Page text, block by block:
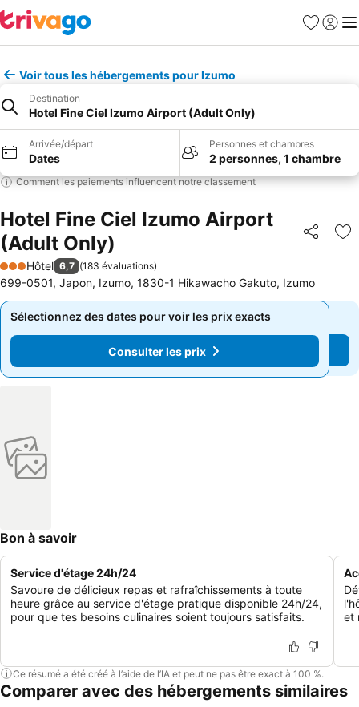
Favoris
Se
Voir tous les hébergements pour Izumo
Destination
Hotel Fine Ciel Izumo Airport (Adult Only)
Arrivée/départ
Dates
Personnes et chambres
2 personnes, 1 chambre
Comment les paiements influencent notre classement
Hotel Fine Ciel Izumo Airport
(Adult Only)
Partager
3 Étoiles
Hôtel 6,7 (183 évaluations)
699-0501, Japon, Izumo, 1830-1 Hikawacho Gakuto, Izumo
Sélectionnez des dates pour voir les prix exacts
Consulter les prix
Sélectionnez des dates pour voir les prix exacts
Consulter les prix
Bon à savoir
Service d'étage 24h/24
Savoure de délicieux repas et rafraîchissements à toute
heure grâce au service d'étage pratique disponible 24h/24,
pour que tes besoins culinaires soient toujours satisfaits.
et
Ce résumé a été créé à l’aide de l’IA et peut ne pas être exact à 100 %.
Comparer avec des hébergements similaires